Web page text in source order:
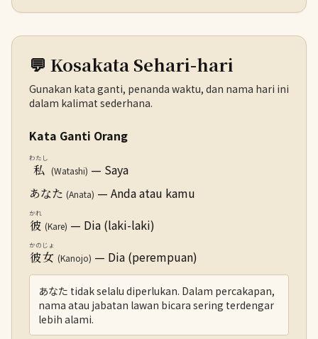
💬 Kosakata Sehari-hari
Gunakan kata ganti, penanda waktu, dan nama hari ini
dalam kalimat sederhana.
Kata Ganti Orang
私
わたし
(Watashi) — Saya
あなた (Anata) — Anda atau kamu
彼
かれ
(Kare) — Dia (laki-laki)
彼女
かのじょ
(Kanojo) — Dia (perempuan)
あなた tidak selalu diperlukan. Dalam percakapan,
nama atau jabatan lawan bicara sering terdengar
lebih alami.